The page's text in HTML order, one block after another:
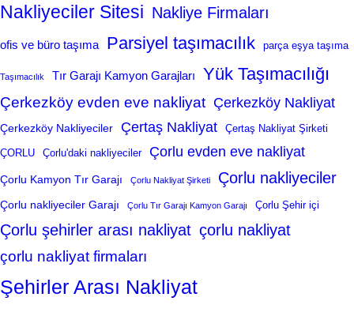
Nakliyeciler Sitesi Nakliye Firmaları
ofis ve büro taşıma Parsiyel taşımacılık parça eşya taşıma
Taşımacılık Tır Garajı Kamyon Garajları Yük Taşımacılığı
Çerkezköy evden eve nakliyat Çerkezköy Nakliyat
Çerkezköy Nakliyeciler Çertaş Nakliyat Çertaş Nakliyat Şirketi
ÇORLU Çorlu'daki nakliyeciler Çorlu evden eve nakliyat
Çorlu Kamyon Tır Garajı Çorlu Nakliyat Şirketi Çorlu nakliyeciler
Çorlu nakliyeciler Garajı Çorlu Tır Garajı Kamyon Garajı Çorlu Şehir içi
Çorlu şehirler arası nakliyat çorlu nakliyat
çorlu nakliyat firmaları
Şehirler Arası Nakliyat